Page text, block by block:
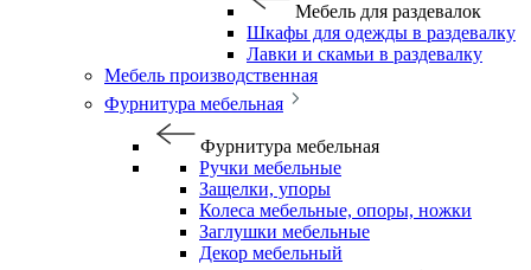
Мебель для раздевалок
Шкафы для одежды в раздевалку
Лавки и скамьи в раздевалку
Мебель производственная
Фурнитура мебельная
Фурнитура мебельная
Ручки мебельные
Защелки, упоры
Колеса мебельные, опоры, ножки
Заглушки мебельные
Декор мебельный